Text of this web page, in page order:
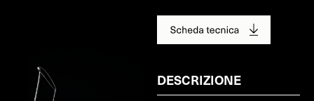
DESCRIZIONE